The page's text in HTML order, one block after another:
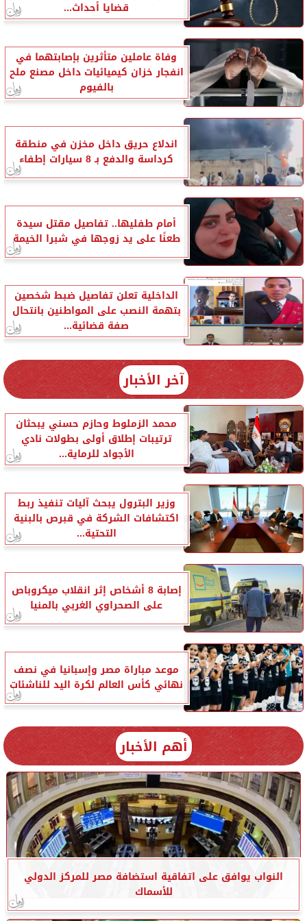
قضايا أحداث...
وفاة عاملين متأثرين بإصابتهما في
انفجار خزان كيميائيات داخل مصنع ملح
بالفيوم
اندلاع حريق داخل مخزن في منطقة
كرداسة والدفع بـ 8 سيارات إطفاء
أمام طفليها.. تفاصيل مقتل سيدة
طعنًا على يد زوجها في شبرا الخيمة
الداخلية تعلن تفاصيل ضبط شخصين
بتهمة النصب على المواطنين بانتحال
صفة قضائية...
آخر الأخبار
محمد الزملوط وحازم حسني يبحثان
ترتيبات إطلاق أولى بطولات نادي
الأجواد للرماية...
وزير البترول يبحث آليات تنفيذ ربط
اكتشافات الشركة في قبرص بالبنية
التحتية...
إصابة 8 أشخاص إثر انقلاب ميكروباص
على الصحراوي الغربي بالمنيا
موعد مباراة مصر وإسبانيا في نصف
نهائي كأس العالم لكرة اليد للناشئات
أهم الأخبار
النواب يوافق على اتفاقية استضافة مصر للمركز الدولي
للأسماك